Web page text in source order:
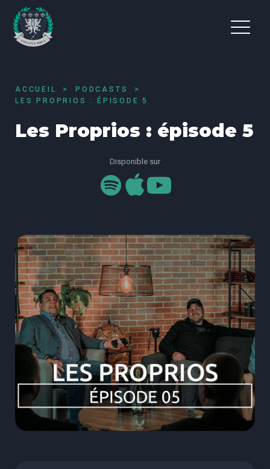
ACCUEIL
PODCASTS
LES PROPRIOS : ÉPISODE 5
Les Proprios : épisode 5
Disponible sur